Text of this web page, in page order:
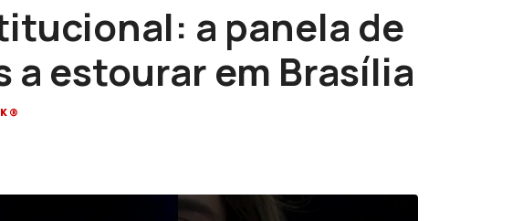
a panela de
a estourar em Brasília